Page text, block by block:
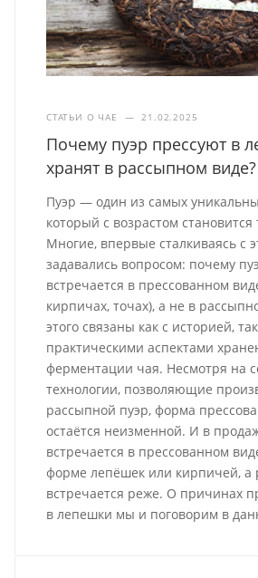
СТАТЬИ О ЧАЕ — 21.02.2025
Почему пуэр прессуют в
хранят в рассыпном виде?
Пуэр — один из самых
который с возрастом
Многие, впервые сталкиваясь с
задавались вопросом: почему
встречается в прессованном
кирпичах, точах), а не в
этого связаны как с историей,
практическими аспектами
ферментации чая. Несмотря на
технологии, позволяющие
рассыпной пуэр, форма
остаётся неизменной. И в
встречается в прессованном
форме лепёшек или кирпичей, а
встречается реже. О причинах
в лепешки мы и поговорим в